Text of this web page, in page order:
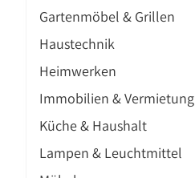
Gartenmöbel & Grillen
Haustechnik
Heimwerken
Immobilien & Vermietung
Küche & Haushalt
Lampen & Leuchtmittel